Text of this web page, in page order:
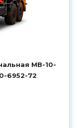
МВ-10-
6952-72